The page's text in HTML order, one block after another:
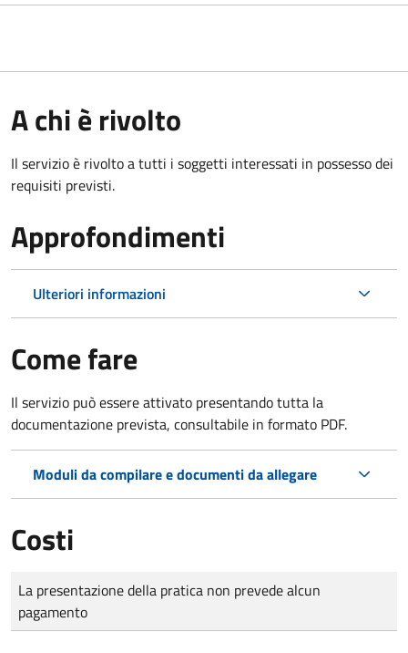
A chi è rivolto
Il servizio è rivolto a tutti i soggetti interessati in possesso dei
requisiti previsti.
Approfondimenti
Ulteriori informazioni
Come fare
Il servizio può essere attivato presentando tutta la
documentazione prevista, consultabile in formato PDF.
Moduli da compilare e documenti da allegare
Costi
Tipo di pagamento
Importo
La presentazione della pratica non prevede alcun
pagamento